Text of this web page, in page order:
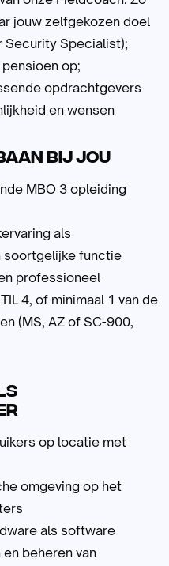
jouw zelfgekozen doel
Security Specialist);
op;
opdrachtgevers
en wensen
bij jou
MBO 3 opleiding
als
soortgelijke functie
professioneel
4, of minimaal 1 van de
(MS, AZ of SC-900,
op locatie met
omgeving op het
als software
beheren van